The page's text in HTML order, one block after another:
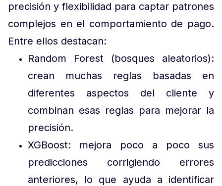
precisión y flexibilidad para captar patrones
complejos en el comportamiento de pago.
Entre ellos destacan:
Random Forest (bosques aleatorios):
crean muchas reglas basadas en
diferentes aspectos del cliente y
combinan esas reglas para mejorar la
precisión.
XGBoost: mejora poco a poco sus
predicciones corrigiendo errores
anteriores, lo que ayuda a identificar